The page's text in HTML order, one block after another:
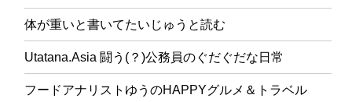
体が重いと書いてたいじゅうと読む
Utatana.Asia 闘う(？)公務員のぐだぐだな日常
フードアナリストゆうのHAPPYグルメ＆トラベル